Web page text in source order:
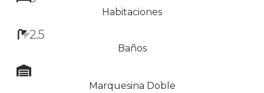
Habitaciones
2.5
Baños
Marquesina Doble